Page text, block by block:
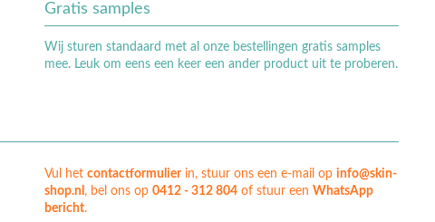
Gratis samples
Wij sturen standaard met al onze bestellingen gratis samples
mee. Leuk om eens een keer een ander product uit te proberen.
Vul het contactformulierin, stuur ons een e-mail op info@skin-
shop.nl , bel ons op 0412 - 312 804of stuur een WhatsApp
bericht.